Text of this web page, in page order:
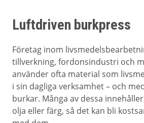
Luftdriven burkpress
Företag inom
tillverkning, fordonsindustri och
använder ofta material som
i sin dagliga verksamhet – och
burkar. Många av dessa
olja eller färg, så det kan bli